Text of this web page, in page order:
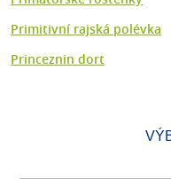
Primitivní rajská polévka
Princeznin dort